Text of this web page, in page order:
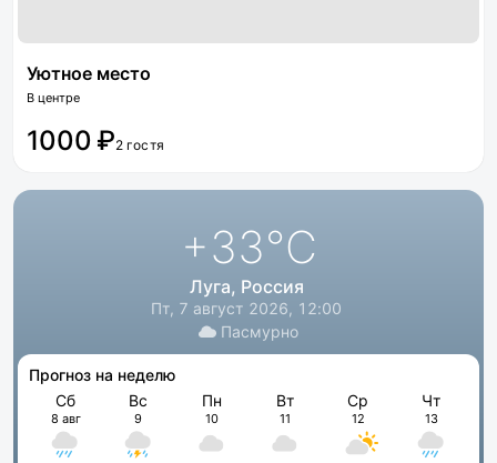
Уютное место
В центре
1000 ₽2 гостя
+33°C
Луга, Россия
Пт, 7 август 2026, 12:00
Пасмурно
Прогноз на неделю
Сб
8 авг
Вс
9
Пн
10
Вт
11
Ср
12
Чт
13